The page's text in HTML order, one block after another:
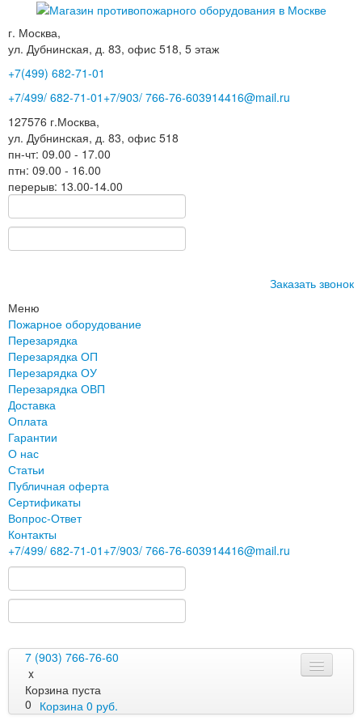
г. Москва,
ул. Дубнинская, д. 83, офис 518, 5 этаж
+7(499) 682-71-01
+7/499/ 682-71-01 +7/903/ 766-76-603914416@mail.ru
127576 г.Москва,
ул. Дубнинская, д. 83, офис 518
пн-чт: 09.00 - 17.00
птн: 09.00 - 16.00
перерыв: 13.00-14.00
Заказать звонок
Меню
Пожарное оборудование
Перезарядка
Перезарядка ОП
Перезарядка ОУ
Перезарядка ОВП
Доставка
Оплата
Гарантии
О нас
Статьи
Публичная оферта
Сертификаты
Вопрос-Ответ
Контакты
+7/499/ 682-71-01 +7/903/ 766-76-603914416@mail.ru
7 (903) 766-76-60
x
Корзина пуста
0 Корзина 0 руб.